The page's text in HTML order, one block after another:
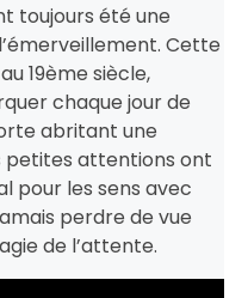
toujours été une
Cette
19ème siècle,
chaque jour de
abritant une
petites attentions ont
pour les sens avec
perdre de vue
de l’attente.